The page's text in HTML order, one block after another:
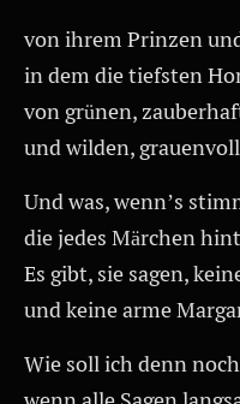
von ihrem Prinzen
in dem die tiefsten
von grünen,
und wilden,
Und was, wenn’s
die jedes Märchen
Es gibt, sie sagen,
und keine arme
Wie soll ich denn